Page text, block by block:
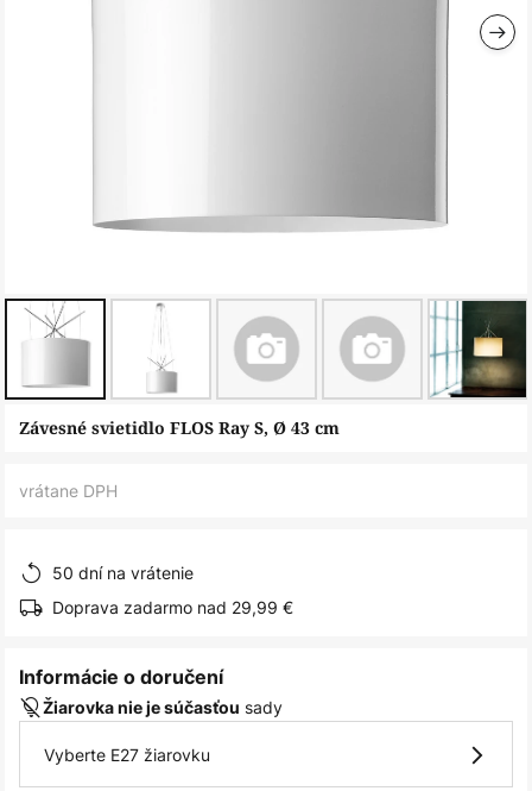
Preskočiť
Závesné svietidlo FLOS Ray S, Ø 43 cm
vrátane DPH
50 dní na vrátenie
Doprava zadarmo nad 29,99 €
Informácie o doručení
Žiarovka nie je súčasťou sady
Vyberte E27 žiarovku